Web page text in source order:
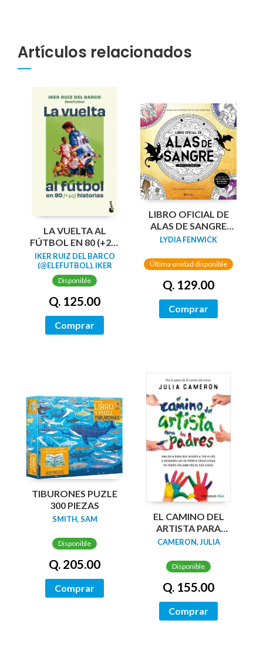
Artículos relacionados
LA VUELTA AL
FÚTBOL EN 80 (+20)
HISTORIAS
IKER RUIZ DEL BARCO
(@ELEFUTBOL), IKER
RUIZ DEL BARCO
(@ELEFUTBOL)
Disponible
Q. 125.00
Comprar
LIBRO OFICIAL DE
ALAS DE SANGRE
PARA COLOREAR
LYDIA FENWICK
Última unidad disponible
Q. 129.00
Comprar
TIBURONES PUZLE
300 PIEZAS
SMITH, SAM
Disponible
Q. 205.00
Comprar
EL CAMINO DEL
ARTISTA PARA
PADRES
CAMERON, JULIA
Disponible
Q. 155.00
Comprar